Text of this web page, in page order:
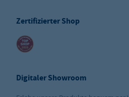
Zertifizierter Shop
Digitaler Showroom